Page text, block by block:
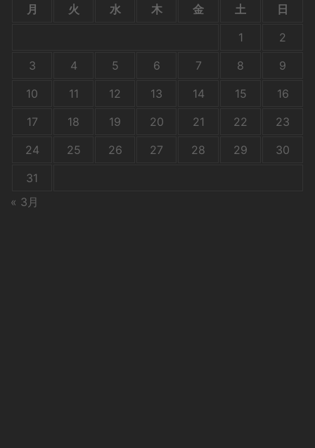
月 火 水 木 金 土
日
1
2
3
4 5 6 7 8
9
10
11 12 13 14 15
16
17
18 19 20 21 22
23
24
25 26 27 28 29
30
31
« 3月